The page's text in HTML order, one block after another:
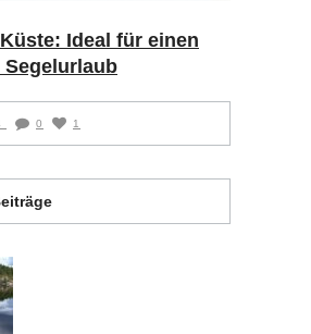
Ideal für einen
Segelurlaub
0 1